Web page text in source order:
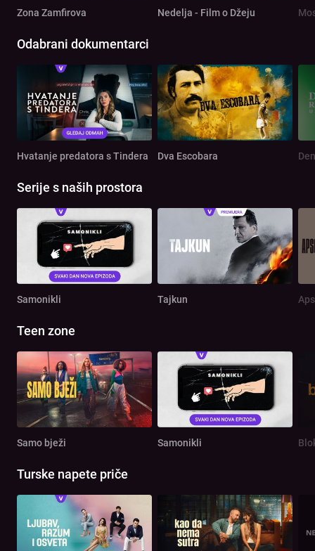
Zona Zamfirova Nedelja - Film o Džeju
Odabrani dokumentarci
Hvatanje predatora s Tindera Dva Escobara
Serije s naših prostora
Samonikli Tajkun
Teen zone
Samo bježi Samonikli
Turske napete priče